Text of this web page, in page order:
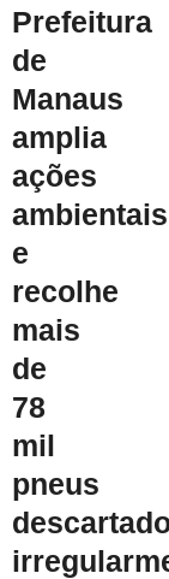
Prefeitura
de
Manaus
amplia
ações
ambientais
e
recolhe
mais
de
78
mil
pneus